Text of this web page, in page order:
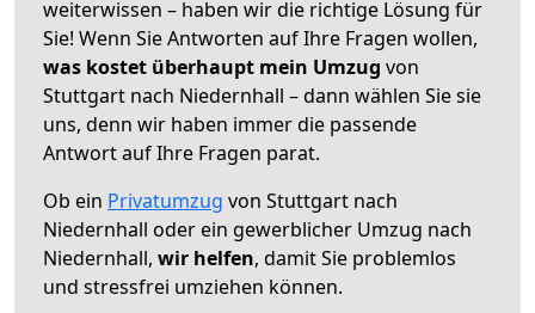
weiterwissen – haben wir die richtige Lösung für
Sie! Wenn Sie Antworten auf Ihre Fragen wollen,
was kostet überhaupt mein Umzug von
Stuttgart nach Niedernhall – dann wählen Sie sie
uns, denn wir haben immer die passende
Antwort auf Ihre Fragen parat.
Ob ein Privatumzug von Stuttgart nach
Niedernhall oder ein gewerblicher Umzug nach
Niedernhall, wir helfen, damit Sie problemlos
und stressfrei umziehen können.